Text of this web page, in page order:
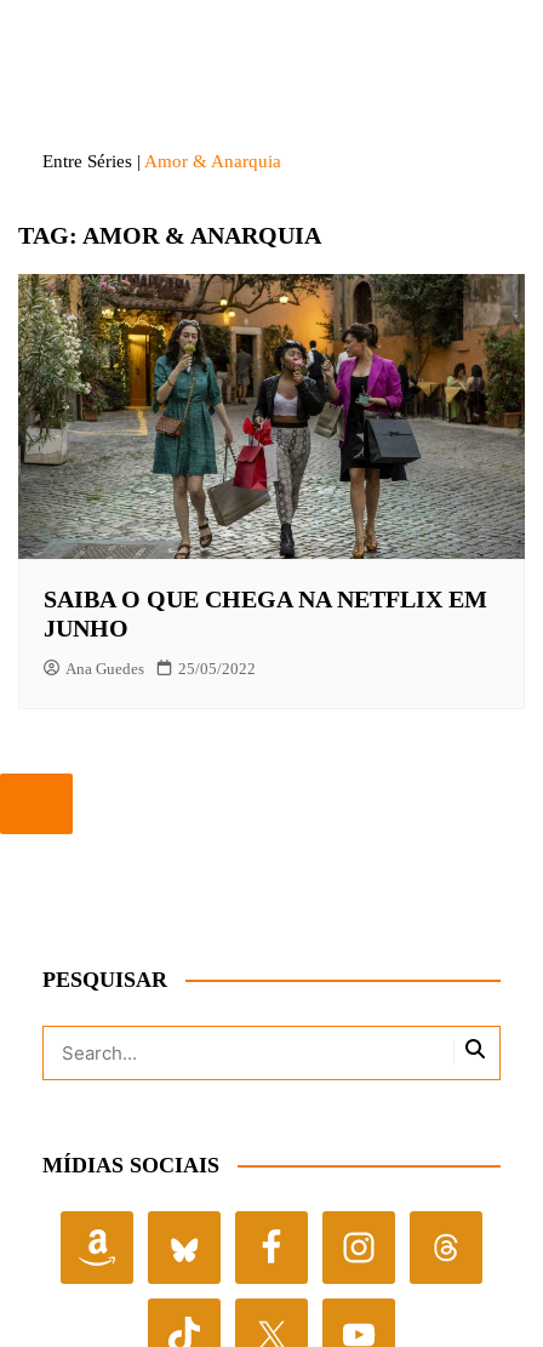
Entre Séries | Amor & Anarquia
TAG: AMOR & ANARQUIA
SAIBA O QUE CHEGA NA NETFLIX EM
JUNHO
Ana Guedes 25/05/2022
PESQUISAR
MÍDIAS SOCIAIS